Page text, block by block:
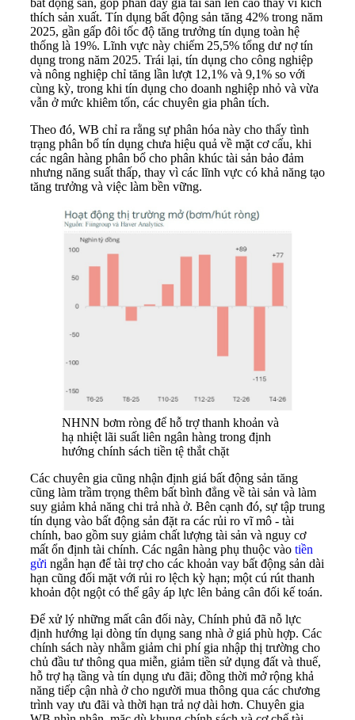
bất động sản, góp phần đẩy giá tài sản lên cao thay vì kích
thích sản xuất. Tín dụng bất động sản tăng 42% trong năm
2025, gần gấp đôi tốc độ tăng trưởng tín dụng toàn hệ
thống là 19%. Lĩnh vực này chiếm 25,5% tổng dư nợ tín
dụng trong năm 2025. Trái lại, tín dụng cho công nghiệp
và nông nghiệp chỉ tăng lần lượt 12,1% và 9,1% so với
cùng kỳ, trong khi tín dụng cho doanh nghiệp nhỏ và vừa
vẫn ở mức khiêm tốn, các chuyên gia phân tích.
Theo đó, WB chỉ ra rằng sự phân hóa này cho thấy tình
trạng phân bổ tín dụng chưa hiệu quả về mặt cơ cấu, khi
các ngân hàng phân bổ cho phân khúc tài sản bảo đảm
nhưng năng suất thấp, thay vì các lĩnh vực có khả năng tạo
tăng trưởng và việc làm bền vững.
NHNN bơm ròng để hỗ trợ thanh khoản và
hạ nhiệt lãi suất liên ngân hàng trong định
hướng chính sách tiền tệ thắt chặt
Các chuyên gia cũng nhận định giá bất động sản tăng
cũng làm trầm trọng thêm bất bình đẳng về tài sản và làm
suy giảm khả năng chi trả nhà ở. Bên cạnh đó, sự tập trung
tín dụng vào bất động sản đặt ra các rủi ro vĩ mô - tài
chính, bao gồm suy giảm chất lượng tài sản và nguy cơ
mất ổn định tài chính. Các ngân hàng phụ thuộc vào tiền
gửi ngắn hạn để tài trợ cho các khoản vay bất động sản dài
hạn cũng đối mặt với rủi ro lệch kỳ hạn; một cú rút thanh
khoản đột ngột có thể gây áp lực lên bảng cân đối kế toán.
Để xử lý những mất cân đối này, Chính phủ đã nỗ lực
định hướng lại dòng tín dụng sang nhà ở giá phù hợp. Các
chính sách này nhằm giảm chi phí gia nhập thị trường cho
chủ đầu tư thông qua miễn, giảm tiền sử dụng đất và thuế,
hỗ trợ hạ tầng và tín dụng ưu đãi; đồng thời mở rộng khả
năng tiếp cận nhà ở cho người mua thông qua các chương
trình vay ưu đãi và thời hạn trả nợ dài hơn. Chuyên gia